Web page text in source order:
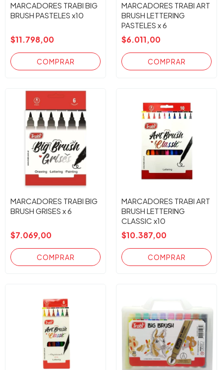
MARCADORES TRABI BIG
BRUSH PASTELES x10
$11.798,00
MARCADORES TRABI ART
BRUSH LETTERING
PASTELES x 6
$6.011,00
MARCADORES TRABI BIG
BRUSH GRISES x 6
$7.069,00
MARCADORES TRABI ART
BRUSH LETTERING
CLASSIC x10
$10.387,00